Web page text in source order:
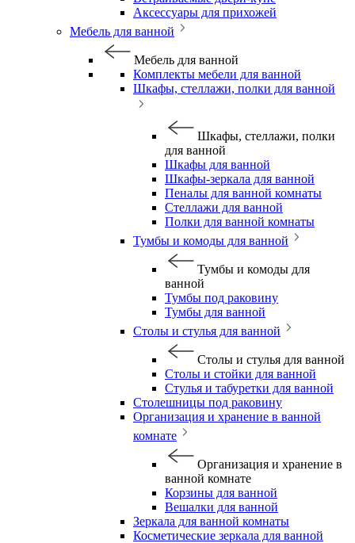
Аксессуары для прихожей
Мебель для ванной
Мебель для ванной
Комплекты мебели для ванной
Шкафы, стеллажи, полки для ванной
Шкафы, стеллажи, полки
для ванной
Шкафы для ванной
Шкафы-зеркала для ванной
Пеналы для ванной комнаты
Стеллажи для ванной
Полки для ванной комнаты
Тумбы и комоды для ванной
Тумбы и комоды для
ванной
Тумбы под раковину
Тумбы для ванной
Столы и стулья для ванной
Столы и стулья для ванной
Столы и стойки для ванной
Стулья и табуретки для ванной
Столешницы под раковину
Организация и хранение в ванной
комнате
Организация и хранение в
ванной комнате
Корзины для ванной
Вешалки для ванной
Зеркала для ванной комнаты
Косметические зеркала для ванной